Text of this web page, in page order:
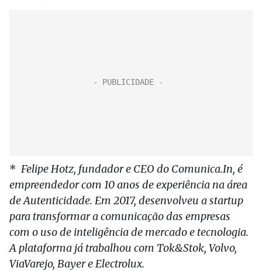
* Felipe Hotz, fundador e CEO do Comunica.In, é
empreendedor com 10 anos de experiência na área
de Autenticidade. Em 2017, desenvolveu a startup
para transformar a comunicação das empresas
com o uso de inteligência de mercado e tecnologia.
A plataforma já trabalhou com Tok&Stok, Volvo,
ViaVarejo, Bayer e Electrolux.